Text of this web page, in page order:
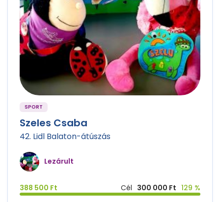
SPORT
Szeles Csaba
42. Lidl Balaton-átúszás
Lezárult
388 500 Ft Cél 300 000 Ft 129 %